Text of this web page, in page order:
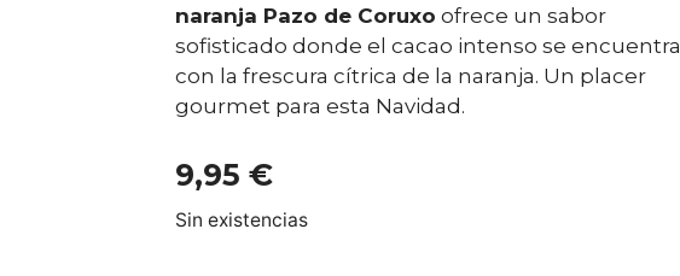
naranja Pazo de Coruxo ofrece un sabor
sofisticado donde el cacao intenso se encuentra
con la frescura cítrica de la naranja. Un placer
gourmet para esta Navidad.
9,95 €
Sin existencias